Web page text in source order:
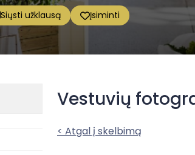
Siųsti užklausą Įsiminti
Vestuvių
< Atgal į skelbimą